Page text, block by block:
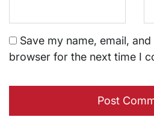
Save my name, email,
browser for the next time I